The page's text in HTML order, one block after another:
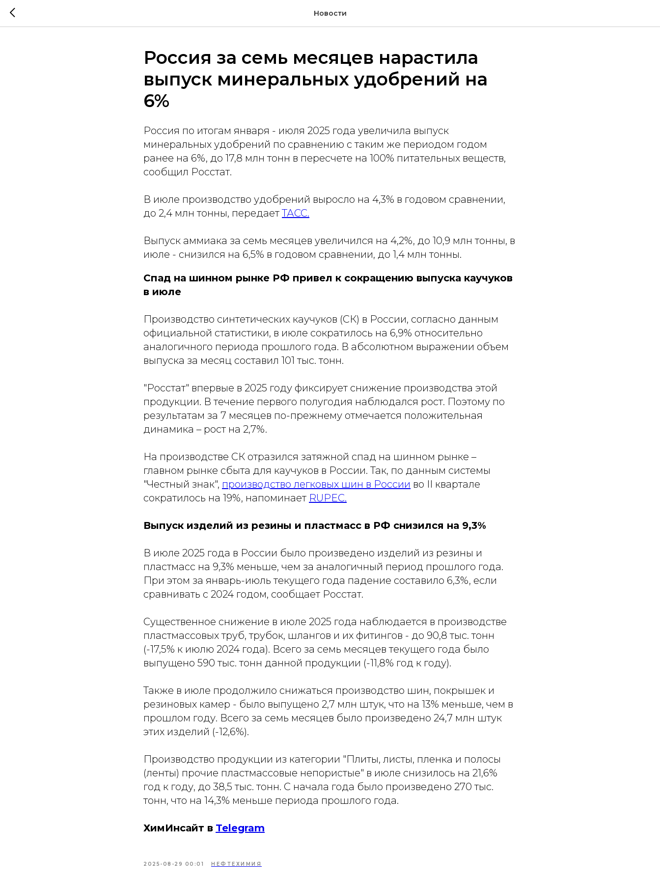
Новости
Россия за семь месяцев нарастила
выпуск минеральных удобрений на
6%
Россия по итогам января - июля 2025 года увеличила выпуск
минеральных удобрений по сравнению с таким же периодом годом
ранее на 6%, до 17,8 млн тонн в пересчете на 100% питательных веществ,
сообщил Росстат.
В июле производство удобрений выросло на 4,3% в годовом сравнении,
до 2,4 млн тонны, передаетТАСС.
Выпуск аммиака за семь месяцев увеличился на 4,2%, до 10,9 млн тонны, в
июле - снизился на 6,5% в годовом сравнении, до 1,4 млн тонны.
Спад на шинном рынке РФ привел к сокращению выпуска каучуков
в июле
Производство синтетических каучуков (СК) в России, согласно данным
официальной статистики, в июле сократилось на 6,9% относительно
аналогичного периода прошлого года. В абсолютном выражении объем
выпуска за месяц составил 101 тыс. тонн.
"Росстат" впервые в 2025 году фиксирует снижение производства этой
продукции. В течение первого полугодия наблюдался рост. Поэтому по
результатам за 7 месяцев по-прежнему отмечается положительная
динамика – рост на 2,7%.
На производстве СК отразился затяжной спад на шинном рынке –
главном рынке сбыта для каучуков в России. Так, по данным системы
"Честный знак", производство легковых шин в России во II квартале
сократилось на 19%, напоминает RUPEC.
Выпуск изделий из резины и пластмасс в РФ снизился на 9,3%
В июле 2025 года в России было произведено изделий из резины и
пластмасс на 9,3% меньше, чем за аналогичный период прошлого года.
При этом за январь-июль текущего года падение составило 6,3%, если
сравнивать с 2024 годом, сообщает Росстат.
Существенное снижение в июле 2025 года наблюдается в производстве
пластмассовых труб, трубок, шлангов и их фитингов - до 90,8 тыс. тонн
(-17,5% к июлю 2024 года). Всего за семь месяцев текущего года было
выпущено 590 тыс. тонн данной продукции (-11,8% год к году).
Также в июле продолжило снижаться производство шин, покрышек и
резиновых камер - было выпущено 2,7 млн штук, что на 13% меньше, чем в
прошлом году. Всего за семь месяцев было произведено 24,7 млн штук
этих изделий (-12,6%).
Производство продукции из категории "Плиты, листы, пленка и полосы
(ленты) прочие пластмассовые непористые" в июле снизилось на 21,6%
год к году, до 38,5 тыс. тонн. С начала года было произведено 270 тыс.
тонн, что на 14,3% меньше периода прошлого года.
ХимИнсайт в Telegram
2025-08-29 00:01 НЕФТЕХИМИЯ